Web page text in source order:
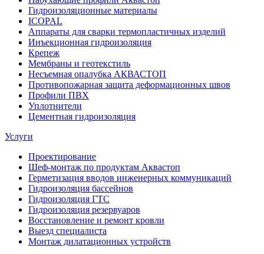
Гидроизоляционные материалы
ICOPAL
Аппараты для сварки термопластичных изделий
Инъекционная гидроизоляция
Крепеж
Мембраны и геотекстиль
Несъемная опалубка АКВАСТОП
Противопожарная защита деформационных швов
Профили ПВХ
Уплотнители
Цементная гидроизоляция
Услуги
Проектирование
Шеф-монтаж по продуктам Аквастоп
Герметизация вводов инженерных коммуникаций
Гидроизоляция бассейнов
Гидроизоляция ГТС
Гидроизоляция резервуаров
Восстановление и ремонт кровли
Выезд специалиста
Монтаж дилатационных устройств